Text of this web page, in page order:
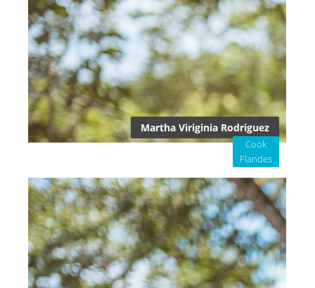
Martha Viriginia Rodriguez
Cook
Flandes